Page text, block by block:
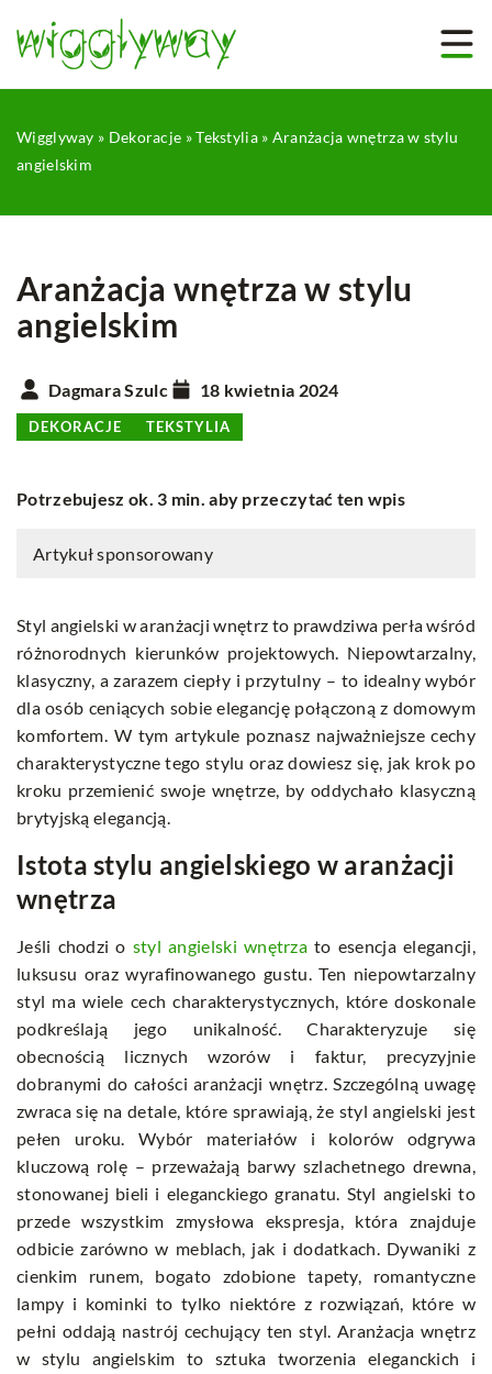
Wigglyway » Dekoracje »Tekstylia» Aranżacja wnętrza w stylu
angielskim
Aranżacja wnętrza w stylu
angielskim
Dagmara Szulc 18 kwietnia 2024
DEKORACJE TEKSTYLIA
Potrzebujesz ok. 3 min. aby przeczytać ten wpis
Artykuł sponsorowany
Styl angielski w aranżacji wnętrz to prawdziwa perła wśród
różnorodnych kierunków projektowych. Niepowtarzalny,
klasyczny, a zarazem ciepły i przytulny – to idealny wybór
dla osób ceniących sobie elegancję połączoną z domowym
komfortem. W tym artykule poznasz najważniejsze cechy
charakterystyczne tego stylu oraz dowiesz się, jak krok po
kroku przemienić swoje wnętrze, by oddychało klasyczną
brytyjską elegancją.
Istota stylu angielskiego w aranżacji
wnętrza
Jeśli chodzi o styl angielski wnętrza to esencja elegancji,
luksusu oraz wyrafinowanego gustu. Ten niepowtarzalny
styl ma wiele cech charakterystycznych, które doskonale
podkreślają jego unikalność. Charakteryzuje się
obecnością licznych wzorów i faktur, precyzyjnie
dobranymi do całości aranżacji wnętrz. Szczególną uwagę
zwraca się na detale, które sprawiają, że styl angielski jest
pełen uroku. Wybór materiałów i kolorów odgrywa
kluczową rolę – przeważają barwy szlachetnego drewna,
stonowanej bieli i eleganckiego granatu. Styl angielski to
przede wszystkim zmysłowa ekspresja, która znajduje
odbicie zarówno w meblach, jak i dodatkach. Dywaniki z
cienkim runem, bogato zdobione tapety, romantyczne
lampy i kominki to tylko niektóre z rozwiązań, które w
pełni oddają nastrój cechujący ten styl. Aranżacja wnętrz
w stylu angielskim to sztuka tworzenia eleganckich i